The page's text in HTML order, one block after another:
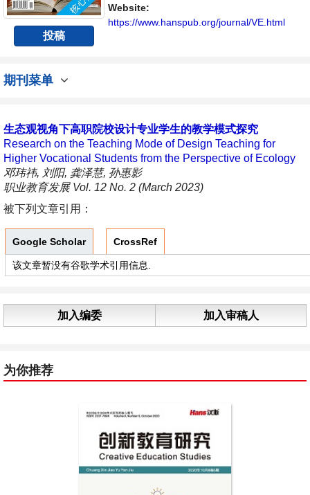
投稿
流平台。
Website:
https://www.hanspub.org/journal/VE.html
期刊菜单
生态观视角下高职院校设计专业学生的教学模式探究
Research on the Teaching Mode of Design Teaching for
Higher Vocational Students from the Perspective of Ecology
邓玮祎, 刘阳, 龚泽慧, 孙惠影
职业教育发展 Vol. 12 No. 2 (March 2023)
被下列文章引用：
Google Scholar CrossRef
该文章暂没有谷歌学术引用信息.
加入编委 加入审稿人
为你推荐